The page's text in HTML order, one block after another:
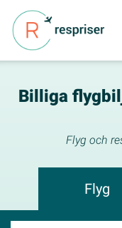
Billiga
Flyg och
Flyg